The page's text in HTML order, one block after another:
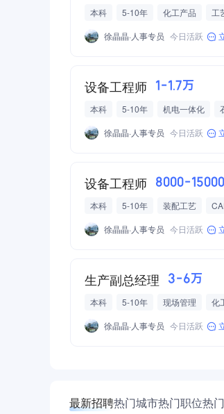
本科 5-10年 化工产品 工
徐晶晶·人事专员 今日活跃
设备工程师 1-1.7万
本科 5-10年 机电一体化
补充医疗保险
徐晶晶·人事专员 今日活跃
设备工程师 8000-
本科 5-10年 装配工艺
徐晶晶·人事专员 今日活跃
生产副总经理 3-6万
本科 5-10年 现场管理 化
员工旅游
徐晶晶·人事专员 今日活跃
最新招聘热门城市热门职位热